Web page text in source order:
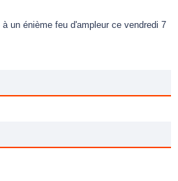
un énième feu d'ampleur ce vendredi 7